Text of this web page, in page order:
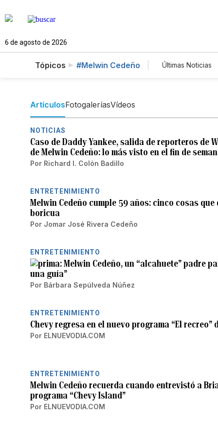
6 de agosto de 2026
Tópicos #Melwin Cedeño
Últimas Noticias
ArtículosFotogaleríasVídeos
NOTICIAS
Caso de Daddy Yankee, salida de reporteros de
de Melwin Cedeño: lo más visto en el fin de
Por Richard I. Colón Badillo
ENTRETENIMIENTO
Melwin Cedeño cumple 59 años: cinco cosas
boricua
Por Jomar José Rivera Cedeño
ENTRETENIMIENTO
Melwin Cedeño, un “alcahuete” padre
una guía”
Por Bárbara Sepúlveda Núñez
ENTRETENIMIENTO
Chevy regresa en el nuevo programa “El recreo”
Por ELNUEVODIA.COM
ENTRETENIMIENTO
Melwin Cedeño recuerda cuando entrevistó a
programa “Chevy Island”
Por ELNUEVODIA.COM